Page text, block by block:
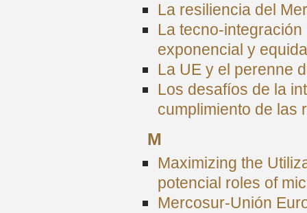
La resiliencia del
La tecno-
exponencial y
La UE y el perenne
Los desafíos de la
cumplimiento de las
M
Maximizing the
potencial roles of
Mercosur-Unión